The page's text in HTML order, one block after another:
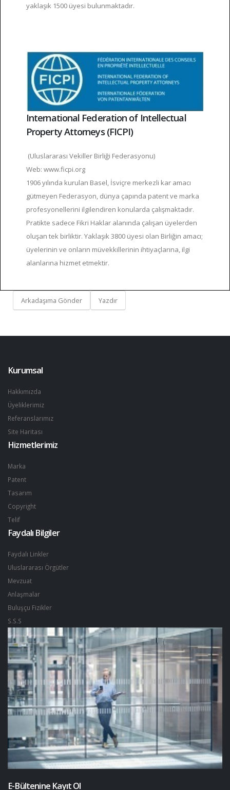
yaklaşık 1500 üyesi bulunmaktadır.
International Federation of Intellectual
Property Attorneys (FICPI)
(Uluslararası Vekiller Birliği Federasyonu)
Web: www.ficpi.org
1906 yılında kurulan Basel, İsviçre merkezli kar amacı
gütmeyen Federasyon, dünya çapında patent ve marka
profesyonellerini ilgilendiren konularda çalışmaktadır.
Pratikte sadece Fikri Haklar alanında çalışan üyelerden
oluşan tek birliktir. Yaklaşık 3800 üyesi olan Birliğin amacı;
üyelerinin ve onların müvekkillerinin ihtiyaçlarına, ilgi
alanlarına hizmet etmektir.
Arkadaşıma Gönder Yazdır
Kurumsal
Hakkımızda
Üyeliklerimiz
Referanslarımız
Site Haritası
Hizmetlerimiz
Marka
Patent
Tasarım
Copyright
Telif
Faydalı Bilgiler
Faydalı Linkler
Uluslararası Örgütler
Mevzuat
Anlaşmalar
Buluşçu Fizikler
S.S.S
E-Bültenine Kayıt Ol